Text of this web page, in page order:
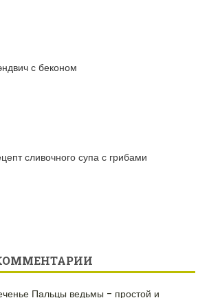
с беконом
сливочного супа с грибами
Пальцы ведьмы – простой и